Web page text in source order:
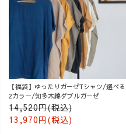
【福袋】ゆったりガーゼTシャツ/選べる
2カラー/知多木綿ダブルガーゼ
14,520円(税込)
13,970円(税込)